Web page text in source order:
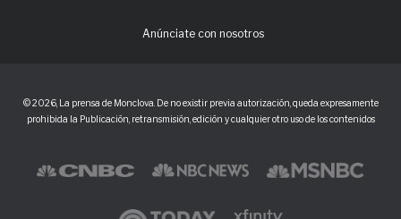
Anúnciate con nosotros
© 2026, La prensa de Monclova. De no existir previa autorización, queda expresamente
prohibida la Publicación, retransmisión, edición y cualquier otro uso de los contenidos